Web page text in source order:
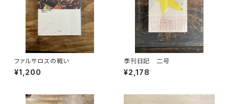
ファルサロスの戦い
¥1,200
季刊日記 二号
¥2,178